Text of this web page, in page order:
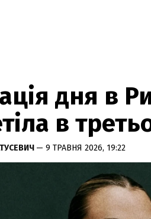
дня в
в
— 9 ТРАВНЯ 2026, 19:22